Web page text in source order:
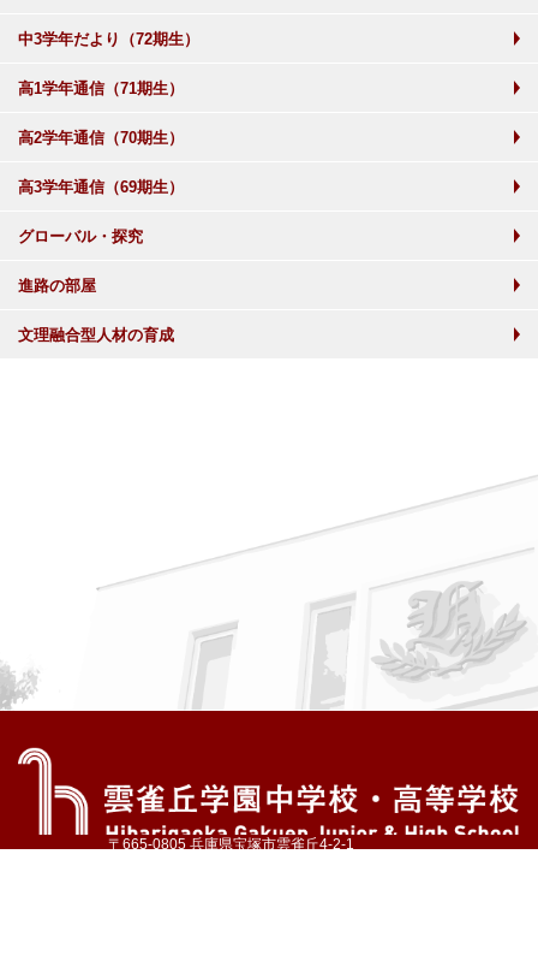
中3学年だより（72期生）
高1学年通信（71期生）
高2学年通信（70期生）
高3学年通信（69期生）
グローバル・探究
進路の部屋
文理融合型人材の育成
〒665-0805 兵庫県宝塚市雲雀丘4-2-1